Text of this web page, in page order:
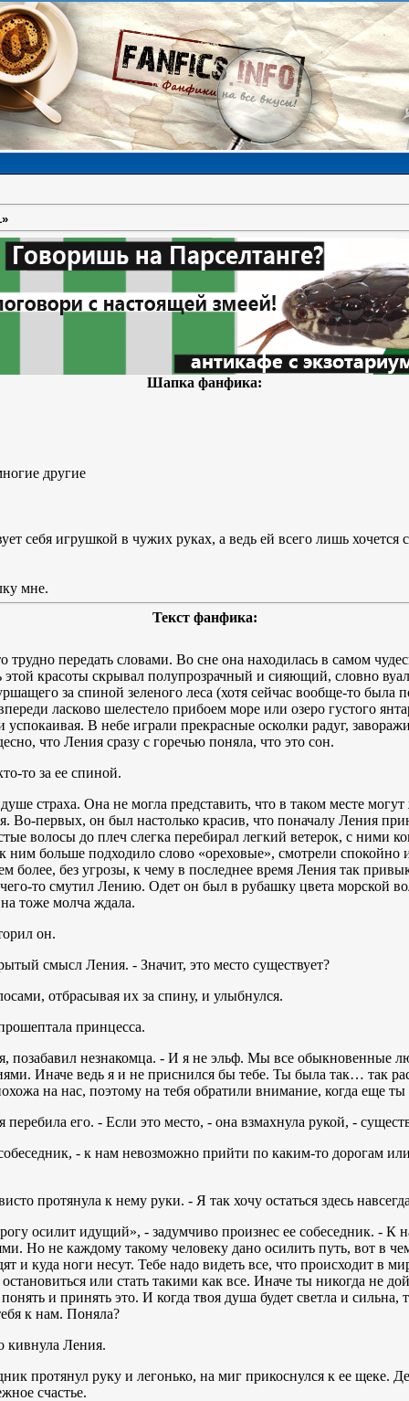
Шапка фанфика:
другие
себя игрушкой в чужих руках, а ведь ей всего лишь хочется
мне.
Текст фанфика:
трудно передать словами. Во сне она находилась в самом
красоты скрывал полупрозрачный и сияющий, словно
за спиной зеленого леса (хотя сейчас вообще-то была
ласково шелестело прибоем море или озеро густого
В небе играли прекрасные осколки радуг,
что Ления сразу с горечью поняла, что это сон.
то за ее спиной.
страха. Она не могла представить, что в таком месте
Во-первых, он был настолько красив, что поначалу Ления
волосы до плеч слегка перебирал легкий ветерок, с ними
к ним больше подходило слово «ореховые», смотрели
более, без угрозы, к чему в последнее время Ления так
то смутил Лению. Одет он был в рубашку цвета морской
тоже молча ждала.
он.
смысл Ления. - Значит, это место существует?
отбрасывая их за спину, и улыбнулся.
принцесса.
позабавил незнакомца. - И я не эльф. Мы все обыкновенные
Иначе ведь я и не приснился бы тебе. Ты была так… так
на нас, поэтому на тебя обратили внимание, когда еще
его. - Если это место, - она взмахнула рукой, -
- к нам невозможно прийти по каким-то дорогам
протянула к нему руки. - Я так хочу остаться здесь
осилит идущий», - задумчиво произнес ее собеседник. - К
Но не каждому такому человеку дано осилить путь, вот в
и куда ноги несут. Тебе надо видеть все, что происходит в
или стать такими как все. Иначе ты никогда не
и принять это. И когда твоя душа будет светла и
к нам. Поняла?
кивнула Ления.
протянул руку и легонько, на миг прикоснулся к ее щеке.
счастье.